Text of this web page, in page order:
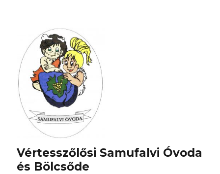
Vértesszőlősi Samufalvi Óvoda
és Bölcsőde